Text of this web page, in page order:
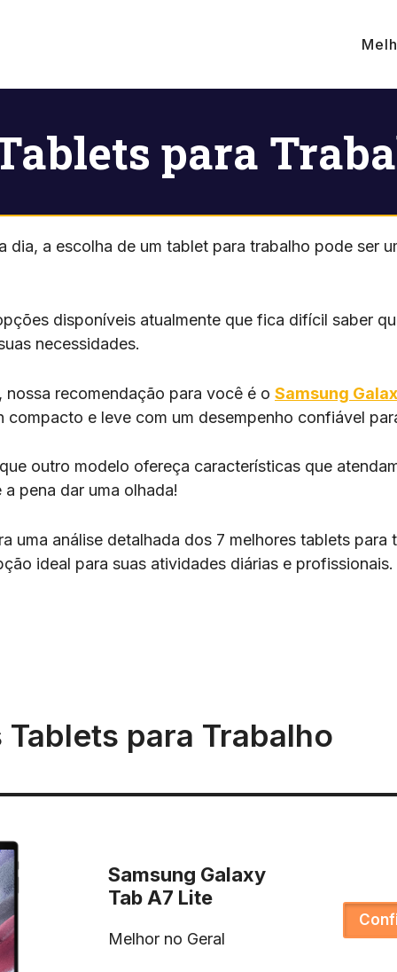
para
dia, a escolha de um tablet para trabalho pode ser
disponíveis atualmente que fica difícil saber
necessidades.
nossa recomendação para você é o Samsung
compacto e leve com um desempenho confiável
outro modelo ofereça características que
pena dar uma olhada!
uma análise detalhada dos 7 melhores tablets para
ideal para suas atividades diárias e profissionais.
para Trabalho
Samsung Galaxy
Tab A7 Lite
Melhor no Geral